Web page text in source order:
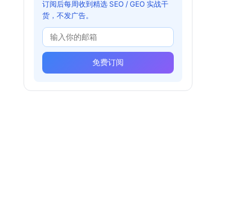
订阅后每周收到精选 SEO / GEO 实战干
货，不发广告。
免费订阅